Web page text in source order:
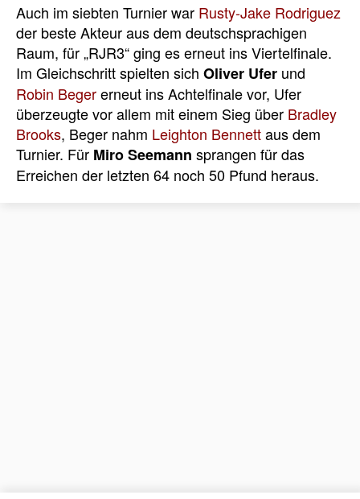
Auch im siebten Turnier war Rusty-Jake Rodriguez
der beste Akteur aus dem deutschsprachigen
Raum, für „RJR3“ ging es erneut ins Viertelfinale.
Im Gleichschritt spielten sich Oliver Ufer und
Robin Begererneut ins Achtelfinale vor, Ufer
überzeugte vor allem mit einem Sieg über Bradley
Brooks, Beger nahm Leighton Bennettaus dem
Turnier. Für Miro Seemann sprangen für das
Erreichen der letzten 64 noch 50 Pfund heraus.